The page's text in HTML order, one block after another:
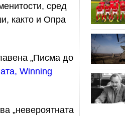
сред
както и Опра
„Писма до
Winning
„невероятната